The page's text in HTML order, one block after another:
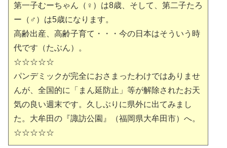
第一子むーちゃん（♀）は8歳、そして、第二子たろ
ー（♂）は5歳になります。
高齢出産、高齢子育て・・・今の日本はそういう時
代です（たぶん）。
☆☆☆☆☆
パンデミックが完全におさまったわけではありませ
んが、全国的に「まん延防止」等が解除されたお天
気の良い週末です。久しぶりに県外に出てみまし
た。大牟田の『諏訪公園』（福岡県大牟田市）へ。
☆☆☆☆☆